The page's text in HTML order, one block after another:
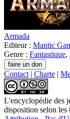
Armada
Editeur : Mantic
Genre : Fantastique,
Contact | Charte |
L'encyclopédie des
disposition selon les